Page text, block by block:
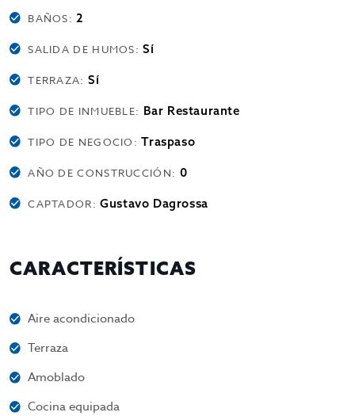
BAÑOS:2
SALIDA DE HUMOS:Sí
TERRAZA: Sí
TIPO DE INMUEBLE: Bar Restaurante
TIPO DE NEGOCIO:Traspaso
AÑO DE CONSTRUCCIÓN: 0
CAPTADOR:Gustavo Dagrossa
CARACTERÍSTICAS
Aire acondicionado
Terraza
Amoblado
Cocina equipada